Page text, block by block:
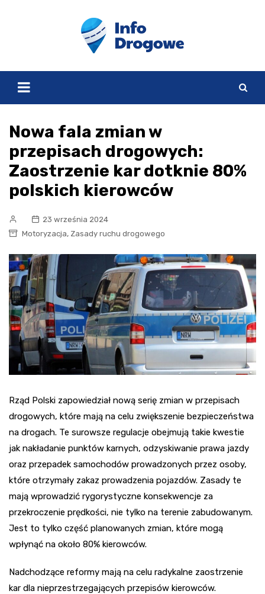
Nowa fala zmian w
przepisach drogowych:
Zaostrzenie kar dotknie 80%
polskich kierowców
23 września 2024
Motoryzacja, Zasady ruchu drogowego
Rząd Polski zapowiedział nową serię zmian w przepisach
drogowych, które mają na celu zwiększenie bezpieczeństwa
na drogach. Te surowsze regulacje obejmują takie kwestie
jak nakładanie punktów karnych, odzyskiwanie prawa jazdy
oraz przepadek samochodów prowadzonych przez osoby,
które otrzymały zakaz prowadzenia pojazdów. Zasady te
mają wprowadzić rygorystyczne konsekwencje za
przekroczenie prędkości, nie tylko na terenie zabudowanym.
Jest to tylko część planowanych zmian, które mogą
wpłynąć na około 80% kierowców.
Nadchodzące reformy mają na celu radykalne zaostrzenie
kar dla nieprzestrzegających przepisów kierowców.